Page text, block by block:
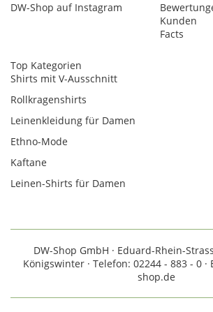
DW-Shop auf Instagram
Kunden
Facts
Top Kategorien
Shirts mit V-Ausschnitt
Rollkragenshirts
Leinenkleidung für Damen
Ethno-Mode
Kaftane
Leinen-Shirts für Damen
DW-Shop GmbH · Eduard-Rhein-
Königswinter · Telefon: 02244 - 883 - 0
shop.de